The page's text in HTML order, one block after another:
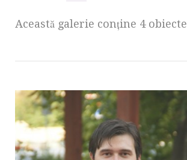
Această galerie conţine 4 obiecte